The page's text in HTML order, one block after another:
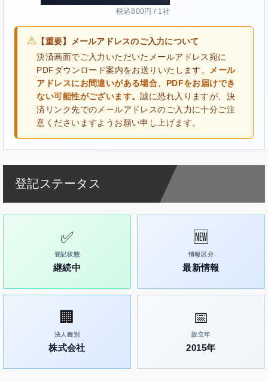
税込800円 / 1社
⚠ 【重要】メールアドレスのご入力について
決済画面でご入力いただいたメールアドレス宛に
PDFダウンロード案内をお送りいたします。
メール
アドレスにお間違いがある場合、PDFをお届けでき
ない可能性がございます。誠に恐れ入りますが、決
済リンク先でのメールアドレスのご入力に十分ご注
意くださいますようお願い申し上げます。
登記ステータス
✅
登記状態
継続中
🆕
情報区分
最新情報
🏢
法人種別
株式会社
📅
設立年
2015年